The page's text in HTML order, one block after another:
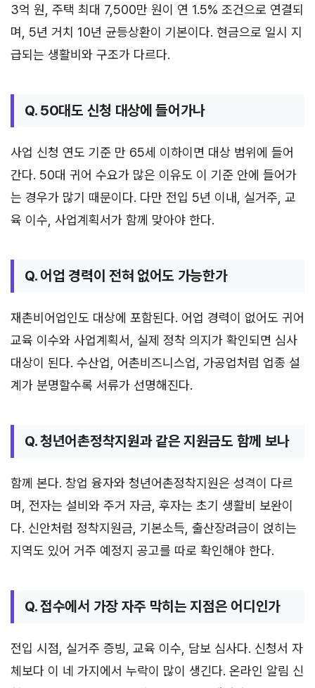
3억 원, 주택 최대 7,500만 원이 연 1.5% 조건으로 연결되
며, 5년 거치 10년 균등상환이 기본이다. 현금으로 일시 지
급되는 생활비와 구조가 다르다.
Q. 50대도 신청 대상에 들어가나
사업 신청 연도 기준 만 65세 이하이면 대상 범위에 들어
간다. 50대 귀어 수요가 많은 이유도 이 기준 안에 들어가
는 경우가 많기 때문이다. 다만 전입 5년 이내, 실거주, 교
육 이수, 사업계획서가 함께 맞아야 한다.
Q. 어업 경력이 전혀 없어도 가능한가
재촌비어업인도 대상에 포함된다. 어업 경력이 없어도 귀어
교육 이수와 사업계획서, 실제 정착 의지가 확인되면 심사
대상이 된다. 수산업, 어촌비즈니스업, 가공업처럼 업종 설
계가 분명할수록 서류가 선명해진다.
Q. 청년어촌정착지원과 같은 지원금도 함께 보나
함께 본다. 창업 융자와 청년어촌정착지원은 성격이 다르
며, 전자는 설비와 주거 자금, 후자는 초기 생활비 보완이
다. 신안처럼 정착지원금, 기본소득, 출산장려금이 얹히는
지역도 있어 거주 예정지 공고를 따로 확인해야 한다.
Q. 접수에서 가장 자주 막히는 지점은 어디인가
전입 시점, 실거주 증빙, 교육 이수, 담보 심사다. 신청서 자
체보다 이 네 가지에서 누락이 많이 생긴다. 온라인 알림 신